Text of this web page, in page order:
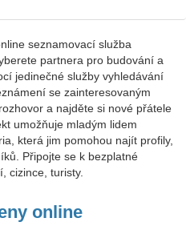
seznamovací služba
partnera pro budování a
jedinečné služby vyhledávání
se zainteresovaným
a najděte si nové přátele
umožňuje mladým lidem
která jim pomohou najít profily,
Připojte se k bezplatné
cizince, turisty.
online